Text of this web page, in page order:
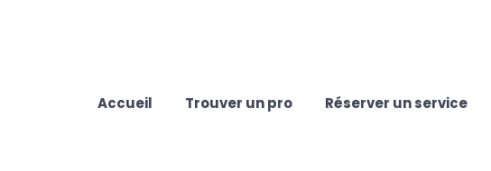
Accueil Trouver un pro Réserver un service